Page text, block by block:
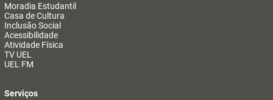
Moradia Estudantil
Casa de Cultura
Inclusão Social
Acessibilidade
Atividade Física
TV UEL
UEL FM
Serviços